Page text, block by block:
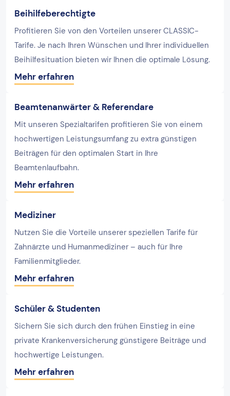
Beihilfeberechtigte
Profitieren Sie von den Vorteilen unserer CLASSIC-
Tarife. Je nach Ihren Wünschen und Ihrer individuellen
Beihilfesituation bieten wir Ihnen die optimale Lösung.
Mehr erfahren
Beamtenanwärter & Referendare
Mit unseren Spezialtarifen profitieren Sie von einem
hochwertigen Leistungsumfang zu extra günstigen
Beiträgen für den optimalen Start in Ihre
Beamtenlaufbahn.
Mehr erfahren
Mediziner
Nutzen Sie die Vorteile unserer speziellen Tarife für
Zahnärzte und Humanmediziner – auch für Ihre
Familienmitglieder.
Mehr erfahren
Schüler & Studenten
Sichern Sie sich durch den frühen Einstieg in eine
private Krankenversicherung günstigere Beiträge und
hochwertige Leistungen.
Mehr erfahren